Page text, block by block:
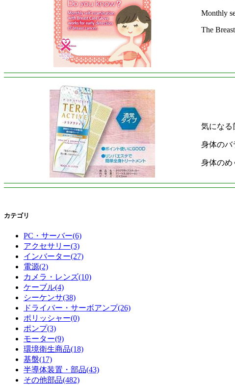
Monthly
The
気になる
身体のバ
身体のめ
カテゴリ
PC・サーバー(6)
アクセサリー(3)
インバーター(27)
電源(2)
カメラ・レンズ(10)
ケーブル(4)
シーケンサ(38)
ドライバー・サーボアンプ(26)
ポリッシャー(0)
ポンプ(3)
モーター(9)
環境衛生商品(18)
基盤(17)
半導体装置・部品(43)
その他部品(482)